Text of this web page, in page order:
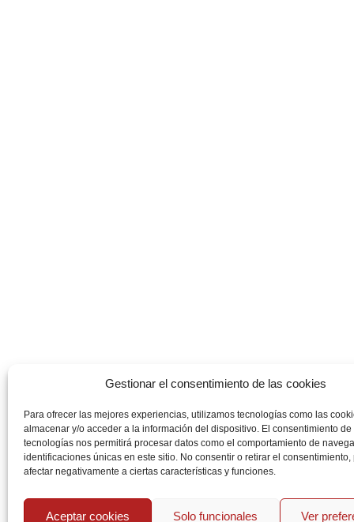
Gestionar el consentimiento de las cookies
Para ofrecer las mejores experiencias, utilizamos tecnologías como las
almacenar y/o acceder a la información del dispositivo. El consentimiento de
tecnologías nos permitirá procesar datos como el comportamiento de
identificaciones únicas en este sitio. No consentir o retirar el consentimiento,
afectar negativamente a ciertas características y funciones.
Aceptar cookies Solo funcionales Ver